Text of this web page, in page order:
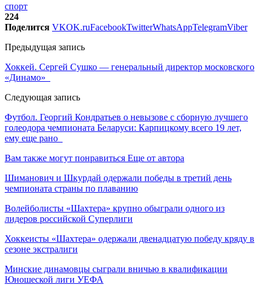
спорт
224
Поделится VKOK.ruFacebookTwitterWhatsAppTelegramViber
Предыдущая запись
Хоккей. Сергей Сушко — генеральный директор московского
«Динамо»
Следующая запись
Футбол. Георгий Кондратьев о невызове с сборную лучшего
голеодора чемпионата Беларуси: Карпицкому всего 19 лет,
ему еще рано
Вам также могут понравиться Еще от автора
Шиманович и Шкурдай одержали победы в третий день
чемпионата страны по плаванию
Волейболисты «Шахтера» крупно обыграли одного из
лидеров российской Суперлиги
Хоккеисты «Шахтера» одержали двенадцатую победу кряду в
сезоне экстралиги
Минские динамовцы сыграли вничью в квалификации
Юношеской лиги УЕФА